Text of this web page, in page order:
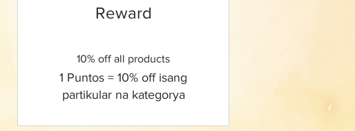
Reward
10% off all products
1 Puntos = 10% off isang
partikular na kategorya